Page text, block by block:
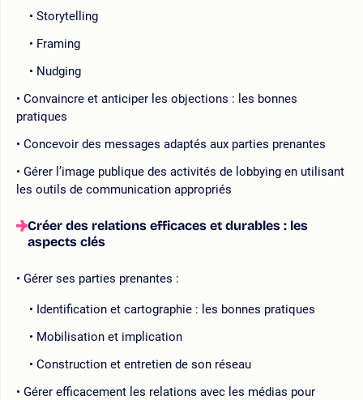
Storytelling
Framing
Nudging
Convaincre et anticiper les objections : les bonnes
pratiques
Concevoir des messages adaptés aux parties prenantes
Gérer l’image publique des activités de lobbying en utilisant
les outils de communication appropriés
Créer des relations efficaces et durables : les
aspects clés
Gérer ses parties prenantes :
Identification et cartographie : les bonnes pratiques
Mobilisation et implication
Construction et entretien de son réseau
Gérer efficacement les relations avec les médias pour